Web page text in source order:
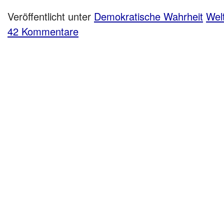
Veröffentlicht unter Demokratische Wahrheit
42 Kommentare